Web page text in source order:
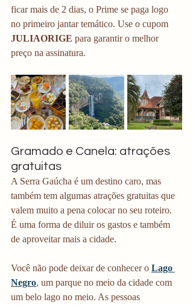
ficar mais de 2 dias, o Prime se paga logo
no primeiro jantar temático. Use o cupom
JULIAORIGE para garantir o melhor
preço na assinatura.
Gramado e Canela: atrações
gratuitas
A Serra Gaúcha é um destino caro, mas
também tem algumas atrações gratuitas que
valem muito a pena colocar no seu roteiro.
É uma forma de diluir os gastos e também
de aproveitar mais a cidade.
Você não pode deixar de conhecer o Lago
Negro, um parque no meio da cidade com
um belo lago no meio. As pessoas